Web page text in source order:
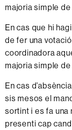
majoriasimple
En cas que hi hagi
defer una
coordinadora
majoriasimple
En cas d’absència
sis mesos el
sortint i esfa una
presenti cap